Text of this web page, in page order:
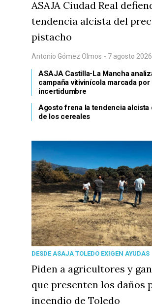
ASAJA Ciudad Real
tendencia alcista del
pistacho
Antonio Gómez Olmos - 7 agosto 2026
ASAJA Castilla-La Mancha
campaña vitivinícola marcada por
incertidumbre
Agosto frena la tendencia alcista
de los cereales
DESDE ASAJA TOLEDO EXIGEN AYUDAS
Piden a agricultores y
que presenten los daños
incendio de Toledo